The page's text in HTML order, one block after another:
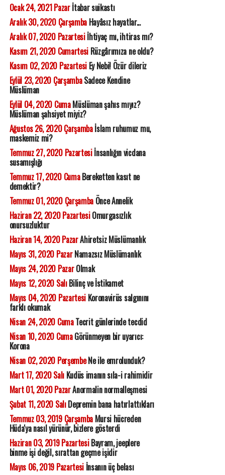
Ocak 24, 2021 Pazarİtabar suikastı
Aralık 30, 2020 ÇarşambaHayâsız hayatlar...
Aralık 07, 2020 Pazartesiİhtiyaç mı, ihtiras mı?
Kasım 21, 2020 CumartesiRüzgârımıza ne oldu?
Kasım 02, 2020 PazartesiEy Nebi! Özür dileriz
Eylül 23, 2020 ÇarşambaSadece Kendine
Müslüman
Eylül 04, 2020 CumaMüslüman şahıs mıyız?
Müslüman şahsiyet miyiz?
Ağustos 26, 2020 Çarşambaİslam ruhumuz mu,
maskemiz mi?
Temmuz 27, 2020 Pazartesiİnsanlığın vicdana
susamışlığı
Temmuz 17, 2020 CumaBereketten kasıt ne
demektir?
Temmuz 01, 2020 ÇarşambaÖnce Annelik
Haziran 22, 2020 PazartesiOmurgasızlık
onursuzluktur
Haziran 14, 2020 PazarAhiretsiz Müslümanlık
Mayıs 31, 2020 PazarNamazsız Müslümanlık
Mayıs 24, 2020 PazarOlmak
Mayıs 12, 2020 SalıBilinç ve İstikamet
Mayıs 04, 2020 PazartesiKoronavirüs salgınını
farklı okumak
Nisan 24, 2020 CumaTecrit günlerinde tecdid
Nisan 10, 2020 CumaGörünmeyen bir uyarıcı:
Korona
Nisan 02, 2020 PerşembeNe ile emrolunduk?
Mart 17, 2020 SalıKudüs imanın sıla-i rahimidir
Mart 01, 2020 PazarAnormalin normalleşmesi
Şubat 11, 2020 SalıDepremin bana hatırlattıkları
Temmuz 03, 2019 ÇarşambaMursi hücreden
Hüda'ya nasıl yürünür, bizlere gösterdi
Haziran 03, 2019 PazartesiBayram, jeeplere
binme işi değil, sırattan geçme işidir
Mayıs 06, 2019 Pazartesiİnsanın üç belası